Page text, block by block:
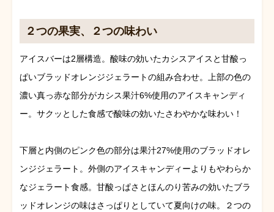
２つの果実、２つの味わい
アイスバーは2層構造。酸味の効いたカシスアイスと甘酸っ
ぱいブラッドオレンジジェラートの組み合わせ。上部の色の
濃い真っ赤な部分がカシス果汁6%使用のアイスキャンディ
ー。サクッとした食感で酸味の効いたさわやかな味わい！
下層と内側のピンク色の部分は果汁27%使用のブラッドオレ
ンジジェラート。外側のアイスキャンディーよりもやわらか
なジェラート食感。甘酸っぱさとほんのり苦みの効いたブラ
ッドオレンジの味はさっぱりとしていて夏向けの味。２つの